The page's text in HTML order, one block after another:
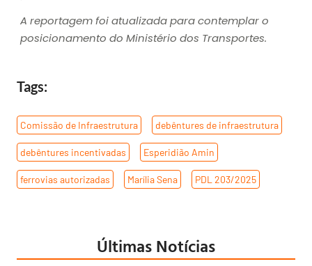
A reportagem foi atualizada para contemplar o
posicionamento do Ministério dos Transportes.
Tags:
Comissão de Infraestrutura debêntures de infraestrutura
debêntures incentivadas Esperidião Amin
ferrovias autorizadas Marília Sena PDL 203/2025
Últimas Notícias